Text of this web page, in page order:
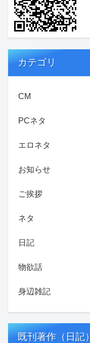
カテゴリ
CM
PCネタ
エロネタ
お知らせ
ご挨拶
ネタ
日記
物欲話
身辺雑記
既刊著作（日記）